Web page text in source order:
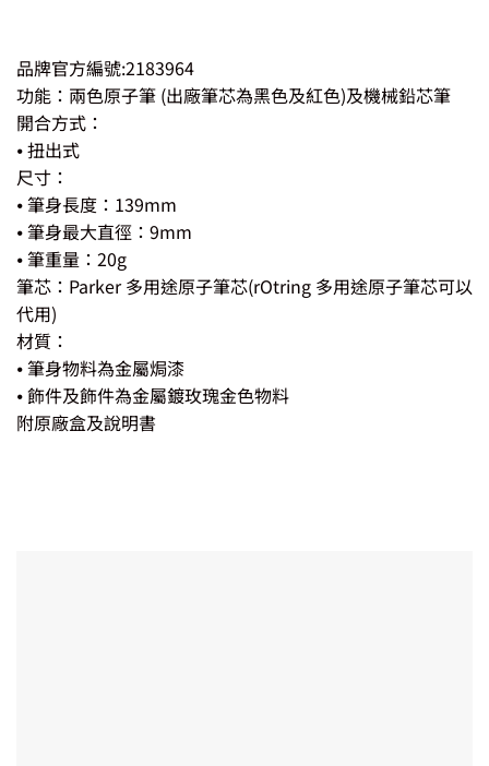
品牌官方編號:2183964
功能：兩色原子筆 (出廠筆芯為黑色及紅色)及機械鉛芯筆
開合方式：
⦁ 扭出式
尺寸：
⦁ 筆身長度：139mm
⦁ 筆身最大直徑：9mm
⦁ 筆重量：20g
筆芯：Parker 多用途原子筆芯(rOtring 多用途原子筆芯可以
代用)
材質：
⦁ 筆身物料為金屬焗漆
⦁ 飾件及飾件為金屬鍍玫瑰金色物料
附原廠盒及說明書